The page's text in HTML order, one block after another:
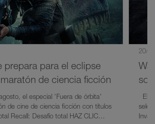
prepara para el eclipse
de ciencia ficción
el especial 'Fuera de órbita'
de cine de ciencia ficción con títulos
Recall: Desafío total HAZ CLIC
20/7/
El 9